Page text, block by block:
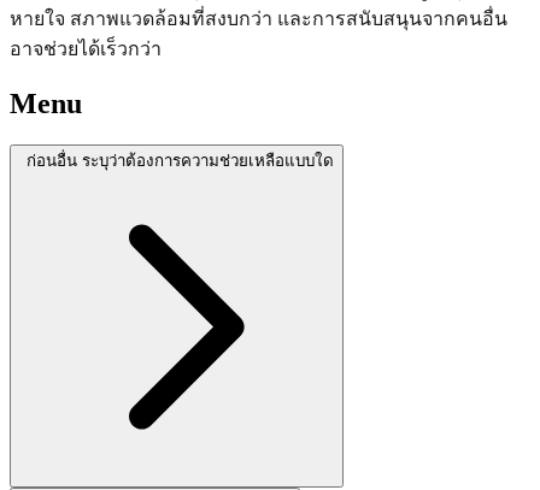
หายใจ สภาพแวดล้อมที่สงบกว่า และการสนับสนุนจากคนอื่น
อาจช่วยได้เร็วกว่า
Menu
ก่อนอื่น ระบุว่าต้องการความช่วยเหลือแบบใด